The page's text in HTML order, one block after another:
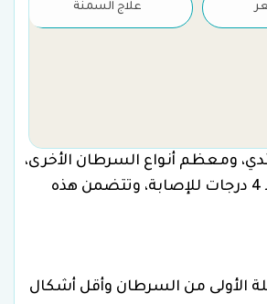
علاج السمنة
ومعظم أنواع السرطان الأخرى،
إلى تصنيف يعتمد 4 درجات للإصابة، وتتضمن هذه
المرحلة الأولى من السرطان وأقل أشكال